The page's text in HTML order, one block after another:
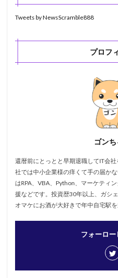
Tweets by NewsScramble888
プロフ
ゴン
還暦前にとっとと早期退職してIT会
社では中小企業様の痒くて手の届か
はRPA、VBA、Python、マーケティ
援などです。投資歴30年以上、ガシ
オマケにお酒が大好きで年中自宅駅
フォーロー